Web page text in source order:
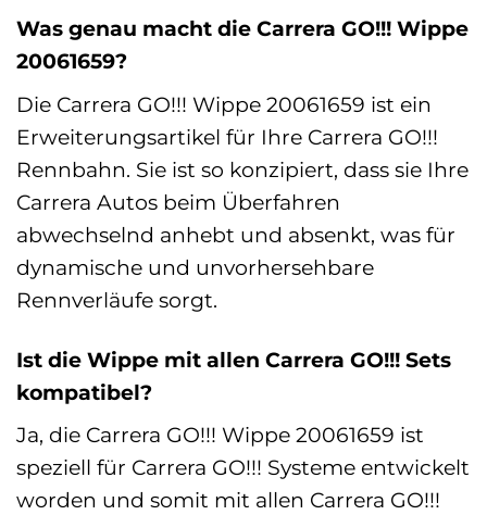
Was genau macht die Carrera GO!!! Wippe
20061659?
Die Carrera GO!!! Wippe 20061659 ist ein
Erweiterungsartikel für Ihre Carrera GO!!!
Rennbahn. Sie ist so konzipiert, dass sie Ihre
Carrera Autos beim Überfahren
abwechselnd anhebt und absenkt, was für
dynamische und unvorhersehbare
Rennverläufe sorgt.
Ist die Wippe mit allen Carrera GO!!! Sets
kompatibel?
Ja, die Carrera GO!!! Wippe 20061659 ist
speziell für Carrera GO!!! Systeme entwickelt
worden und somit mit allen Carrera GO!!!